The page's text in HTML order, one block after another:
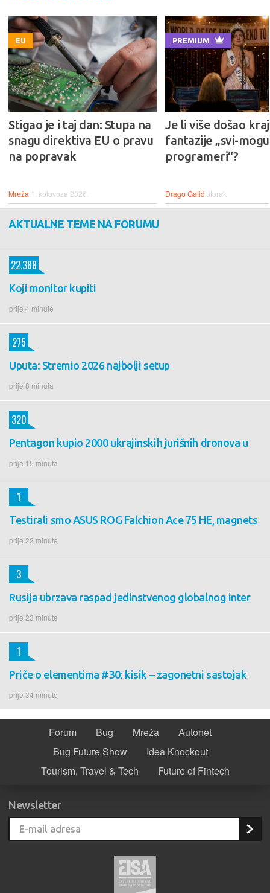
EU
Stigao je i taj dan: Stupa na
snagu direktiva EU o pravu
na popravak
Mreža 1. kolovoza 2026.
PREMIUM
Je li više došao kraj
fantazije „svi-
programeri“?
Drago Galić utorak
AKTUALNE TEME NA FORUMU
Koji monitor kupiti
prije 4 minute
22.388
Uputa: Stremio 2026 najbolji setup
prije 8 minuta
275
Pentagon kupio 2000 ukrajinskih jurišnih dronova u
prije 15 minuta
320
Testirali smo ASUS ROG Falchion Ace 75 HE, magnets
prije 22 minute
1
Rusija ubrzava raspad jedinstvenog globalnog inter
prije 23 minute
3
Priče o elementima #30: kisik – zagonetni sastojak
prije 34 minute
1
Forum Bug Mreža
Autonet
Bug Future Show
Idea Knockout
Tourism, Travel & Tech
Future of Fintech
Newsletter